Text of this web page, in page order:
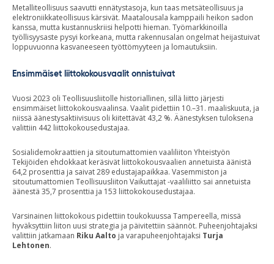
Metalliteollisuus saavutti ennätystasoja, kun taas metsäteollisuus ja
elektroniikkateollisuus kärsivät. Maatalousala kamppaili heikon sadon
kanssa, mutta kustannuskriisi helpotti hieman. Työmarkkinoilla
työllisyysaste pysyi korkeana, mutta rakennusalan ongelmat heijastuivat
loppuvuonna kasvaneeseen työttömyyteen ja lomautuksiin.
Ensimmäiset liittokokousvaalit onnistuivat
Vuosi 2023 oli Teollisuusliitolle historiallinen, sillä liitto järjesti
ensimmäiset liittokokousvaalinsa. Vaalit pidettiin 10.–31. maaliskuuta, ja
niissä äänestysaktiivisuus oli kiitettävät 43,2 %. Äänestyksen tuloksena
valittiin 442 liittokokousedustajaa.
Sosialidemokraattien ja sitoutumattomien vaaliliiton Yhteistyön
Tekijöiden ehdokkaat keräsivät liittokokousvaalien annetuista äänistä
64,2 prosenttia ja saivat 289 edustajapaikkaa. Vasemmiston ja
sitoutumattomien Teollisuusliiton Vaikuttajat -vaaliliitto sai annetuista
äänestä 35,7 prosenttia ja 153 liittokokousedustajaa.
Varsinainen liittokokous pidettiin toukokuussa Tampereella, missä
hyväksyttiin liiton uusi strategia ja päivitettiin säännöt. Puheenjohtajaksi
valittiin jatkamaan Riku Aalto ja varapuheenjohtajaksi Turja
Lehtonen.